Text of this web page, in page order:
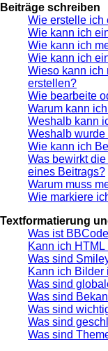
Beiträge schreiben
Wie erstelle ich
Wie kann ich
Wie kann ich
Wie kann ich
Wieso kann ich
erstellen?
Wie bearbeite
Warum kann
Weshalb kann
Weshalb
Wie kann ich
Was bewirkt
eines Beitrags?
Warum muss
Wie markiere
Textformatierung
Was ist
Kann ich
Was sind
Kann ich Bilder
Was sind
Was sind
Was sind
Was sind
Was sind